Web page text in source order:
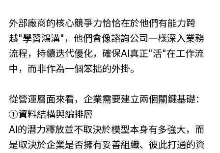
外部廠商的核心競爭力恰恰在於他們有能力跨
越"學習鴻溝"，他們會像諮詢公司一樣深入業務
流程，持續迭代優化，確保AI真正"活"在工作流
中，而非作為一個笨拙的外掛。
從營運層面來看，企業需要建立兩個關鍵基礎：
①資料結構與編排層
AI的潛力釋放並不取決於模型本身有多強大，而
是取決於企業是否擁有妥善組織、彼此打通的資